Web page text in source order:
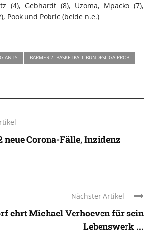
(4), Gebhardt (8), Uzoma, Mpacko (7),
Pook und Pobric (beide n.e.)
BARMER 2. BASKETBALL BUNDESLIGA PROB
neue Corona-Fälle, Inzidenz
Nächster Artikel
ehrt Michael Verhoeven für sein
Lebenswerk ...